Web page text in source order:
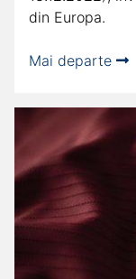
din Europa.
Mai departe